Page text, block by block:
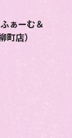
ぁーむ＆
店）